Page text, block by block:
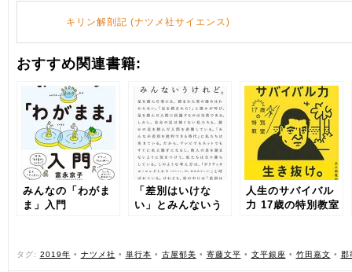
キリン解剖記 (ナツメ社サイエンス)
おすすめ関連書籍:
みんなの「わがま
ま」入門
「差別はいけな
い」とみんないう
人生のサバイバル
力 17歳の特別教室
タグ: 2019年 • ナツメ社 • 単行本 • 古屋郁美 • 寄藤文平 • 文平銀座 • 竹田嘉文 • 郡